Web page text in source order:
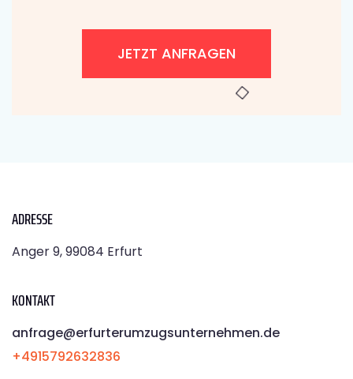
JETZT ANFRAGEN
ADRESSE
Anger 9, 99084 Erfurt
KONTAKT
anfrage@erfurterumzugsunternehmen.de
+4915792632836